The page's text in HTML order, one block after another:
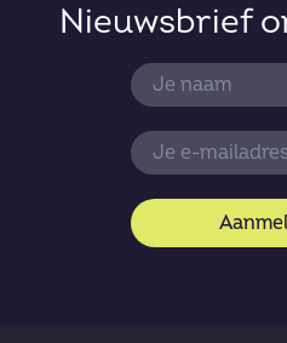
Nieuwsbrief